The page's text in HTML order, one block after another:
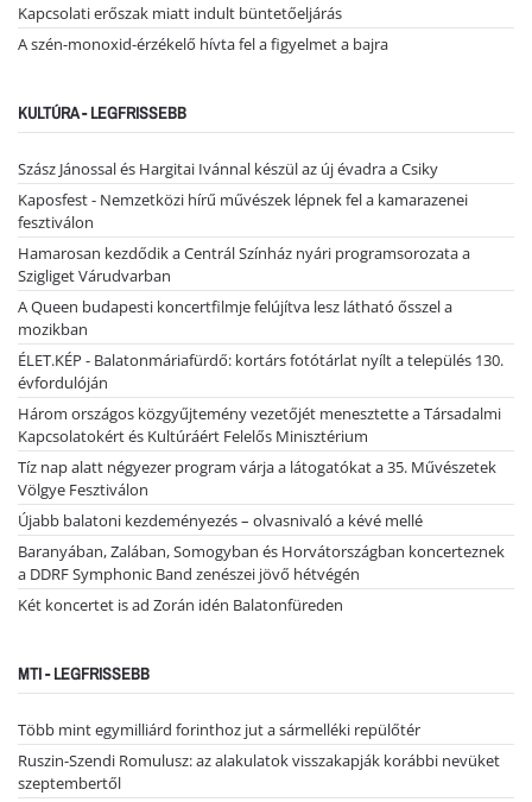
Kapcsolati erőszak miatt indult büntetőeljárás
A szén-monoxid-érzékelő hívta fel a figyelmet a bajra
KULTÚRA - LEGFRISSEBB
Szász Jánossal és Hargitai Ivánnal készül az új évadra a Csiky
Kaposfest - Nemzetközi hírű művészek lépnek fel a kamarazenei
fesztiválon
Hamarosan kezdődik a Centrál Színház nyári programsorozata a
Szigliget Várudvarban
A Queen budapesti koncertfilmje felújítva lesz látható ősszel a
mozikban
ÉLET.KÉP - Balatonmáriafürdő: kortárs fotótárlat nyílt a település 130.
évfordulóján
Három országos közgyűjtemény vezetőjét menesztette a Társadalmi
Kapcsolatokért és Kultúráért Felelős Minisztérium
Tíz nap alatt négyezer program várja a látogatókat a 35. Művészetek
Völgye Fesztiválon
Újabb balatoni kezdeményezés – olvasnivaló a kévé mellé
Baranyában, Zalában, Somogyban és Horvátországban koncerteznek
a DDRF Symphonic Band zenészei jövő hétvégén
Két koncertet is ad Zorán idén Balatonfüreden
MTI - LEGFRISSEBB
Több mint egymilliárd forinthoz jut a sármelléki repülőtér
Ruszin-Szendi Romulusz: az alakulatok visszakapják korábbi nevüket
szeptembertől